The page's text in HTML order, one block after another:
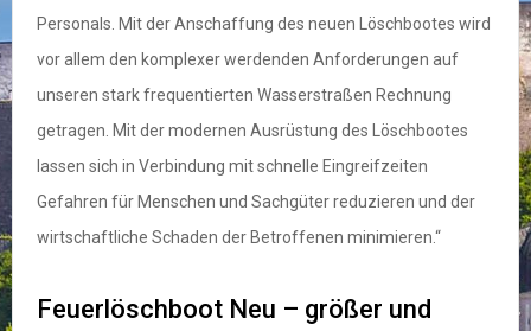
Personals. Mit der Anschaffung des neuen Löschbootes wird
vor allem den komplexer werdenden Anforderungen auf
unseren stark frequentierten Wasserstraßen Rechnung
getragen. Mit der modernen Ausrüstung des Löschbootes
lassen sich in Verbindung mit schnelle Eingreifzeiten
Gefahren für Menschen und Sachgüter reduzieren und der
wirtschaftliche Schaden der Betroffenen minimieren.“
Feuerlöschboot Neu – größer und